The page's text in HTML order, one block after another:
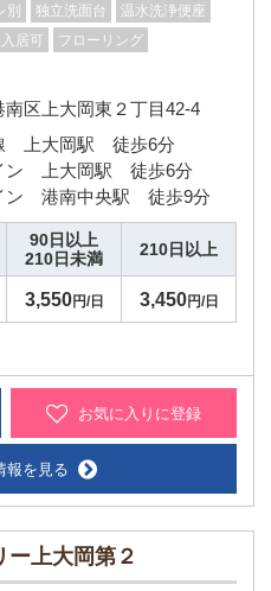
別 独立洗面台
温水洗浄便座
居可
フローリング
区上大岡東２丁目42-4
上大岡駅 徒歩6分
ン 上大岡駅 徒歩6分
ン 港南中央駅 徒歩9分
90日以上
210日未満
210日以上
3,550円/日 3,450円/日
お気に入りに登録
報を見る
ー上大岡第２